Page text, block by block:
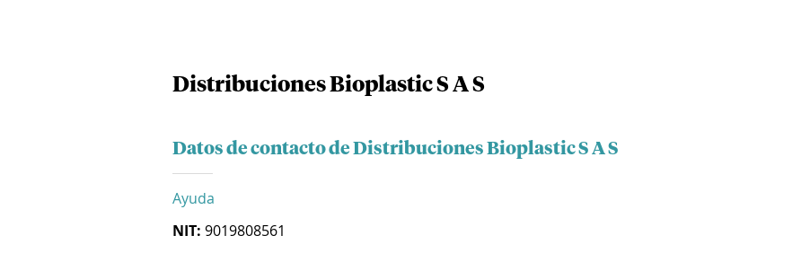
Distribuciones Bioplastic S A S
Datos de contacto de Distribuciones Bioplastic S A S
Ayuda
NIT: 9019808561